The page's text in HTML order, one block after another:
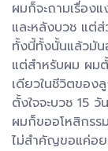
ผมก็จะถามเรื่อง
และหลังบวช แต่ส่
ทั้งนี้ทั้งนั้นแล้วมัน
แต่สำหรับผม ผมตั้
เดียวในชีวิตขอ
ตั้งใจจะบวช 15
ผมก็ขออโหสิกรร
ไม่สำคัญขอแค่อ